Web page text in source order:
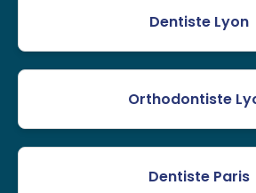
Dentiste Lyon
Orthodontiste
Dentiste Paris